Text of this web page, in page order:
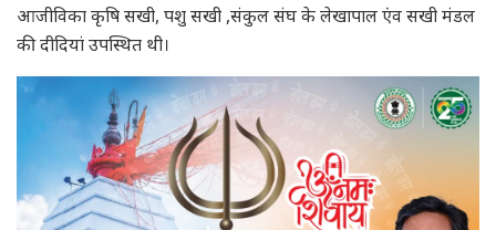
आजीविका कृषि सखी, पशु सखी ,संकुल संघ के लेखापाल एंव सखी मंडल
की दीदियां उपस्थित थी।